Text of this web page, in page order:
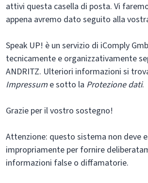
attivi questa casella di posta. Vi
appena avremo dato seguito alla
Speak UP! è un servizio di iComply
tecnicamente e organizzativamente
ANDRITZ. Ulteriori informazioni si
Impressum e sotto la Protezione dati.
Grazie per il vostro sostegno!
Attenzione: questo sistema non deve
impropriamente per fornire
informazioni false o diffamatorie.